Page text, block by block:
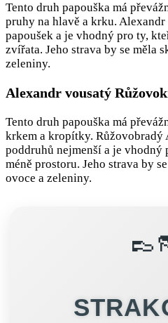
Tento druh papouška má
pruhy na hlavě a krku.
papoušek a je vhodný pro ty,
zvířata. Jeho strava by se měla
zeleniny.
Alexandr vousatý
Tento druh papouška má
krkem a kropítky. Růžovobradý
poddruhů nejmenší a je
méně prostoru. Jeho strava by
ovoce a zeleniny.